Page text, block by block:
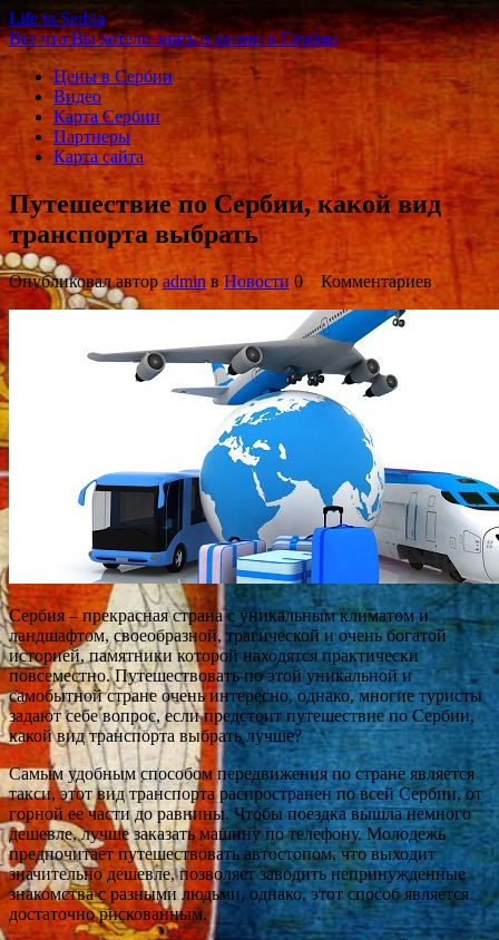
Life in Serbia
Все что Вы хотели знать о жизни в Сербии
Цены в Сербии
Видео
Карта Сербии
Партнеры
Карта сайта
Путешествие по Сербии, какой вид
транспорта выбрать
Опубликовал автор admin в Новости 0 Комментариев
Сербия – прекрасная страна с уникальным климатом и
ландшафтом, своеобразной, трагической и очень богатой
историей, памятники которой находятся практически
повсеместно. Путешествовать по этой уникальной и
самобытной стране очень интересно, однако, многие туристы
задают себе вопрос, если предстоит путешествие по Сербии,
какой вид транспорта выбрать лучше?
Самым удобным способом передвижения по стране является
такси, этот вид транспорта распространен по всей Сербии, от
горной ее части до равнины. Чтобы поездка вышла немного
дешевле, лучше заказать машину по телефону. Молодежь
предпочитает путешествовать автостопом, что выходит
значительно дешевле, позволяет заводить непринужденные
знакомства с разными людьми, однако, этот способ является
достаточно рискованным.